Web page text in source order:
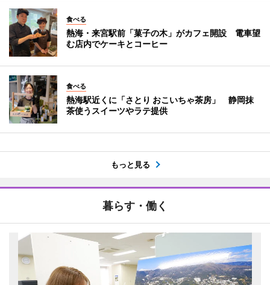
食べる
熱海・来宮駅前「菓子の木」がカフェ開設 電車望
む店内でケーキとコーヒー
食べる
熱海駅近くに「さとり おこいちゃ茶房」 静岡抹
茶使うスイーツやラテ提供
もっと見る
暮らす・働く